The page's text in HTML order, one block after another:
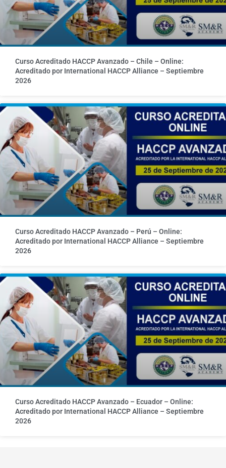
Curso Acreditado HACCP Avanzado – Chile – Online:
Acreditado por International HACCP Alliance – Septiembre
2026
Curso Acreditado HACCP Avanzado – Perú – Online:
Acreditado por International HACCP Alliance – Septiembre
2026
Curso Acreditado HACCP Avanzado – Ecuador – Online:
Acreditado por International HACCP Alliance – Septiembre
2026